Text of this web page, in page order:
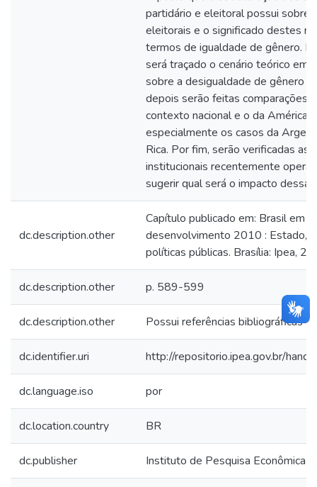
partidário e eleitoral possui sobre
eleitorais e o significado destes
termos de igualdade de gênero.
será traçado o cenário teórico em
sobre a desigualdade de gênero
depois serão feitas comparações
contexto nacional e o da América
especialmente os casos da
Rica. Por fim, serão verificadas as
institucionais recentemente
sugerir qual será o impacto
dc.description.other
Capítulo publicado em: Brasil em
desenvolvimento 2010 : Estado,
políticas públicas. Brasília: Ipea,
dc.description.other p. 589-599
dc.description.other Possui referências bibliográficas
dc.identifier.uri http://repositorio.ipea.gov.br/
dc.language.iso por
dc.location.country BR
dc.publisher Instituto de Pesquisa Econômica